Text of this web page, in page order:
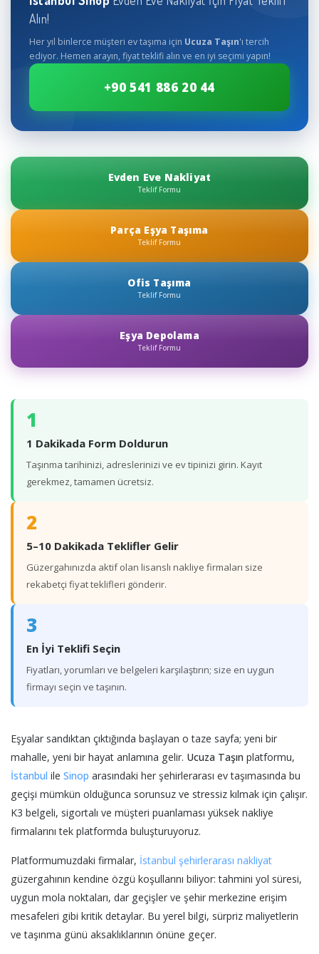
Alın!
Her yıl binlerce müşteri ev taşıma için Ucuza Taşın'ı tercih
ediyor. Hemen arayın, fiyat teklifi alın ve en iyi seçimi yapın!
+90 541 886 20 44
Evden Eve Nakliyat
Teklif Formu
Parça Eşya Taşıma
Teklif Formu
Ofis Taşıma
Teklif Formu
Eşya Depolama
Teklif Formu
1
1 Dakikada Form Doldurun
Taşınma tarihinizi, adreslerinizi ve ev tipinizi girin. Kayıt
gerekmez, tamamen ücretsiz.
2
5–10 Dakikada Teklifler Gelir
Güzergahınızda aktif olan lisanslı nakliye firmaları size
rekabetçi fiyat teklifleri gönderir.
3
En İyi Teklifi Seçin
Fiyatları, yorumları ve belgeleri karşılaştırın; size en uygun
firmayı seçin ve taşının.
Eşyalar sandıktan çıktığında başlayan o taze sayfa; yeni bir
mahalle, yeni bir hayat anlamına gelir. Ucuza Taşın platformu,
İstanbul ile Sinop arasındaki her şehirlerarası ev taşımasında bu
geçişi mümkün olduğunca sorunsuz ve stressiz kılmak için çalışır.
K3 belgeli, sigortalı ve müşteri puanlaması yüksek nakliye
firmalarını tek platformda buluşturuyoruz.
Platformumuzdaki firmalar, İstanbul şehirlerarası nakliyat
güzergahının kendine özgü koşullarını biliyor: tahmini yol süresi,
uygun mola noktaları, dar geçişler ve şehir merkezine erişim
mesafeleri gibi kritik detaylar. Bu yerel bilgi, sürpriz maliyetlerin
ve taşınma günü aksaklıklarının önüne geçer.